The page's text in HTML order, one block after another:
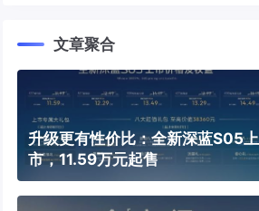
文章聚合
升级更有性价比：全新深蓝S05上
市，11.59万元起售